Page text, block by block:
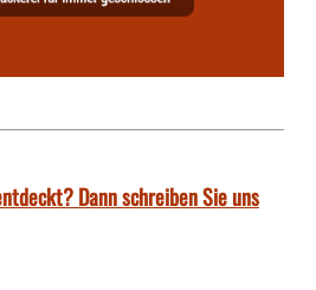
Dann schreiben Sie uns